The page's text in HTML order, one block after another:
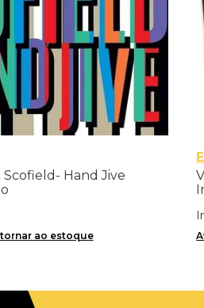
Hand Jive
ao estoque